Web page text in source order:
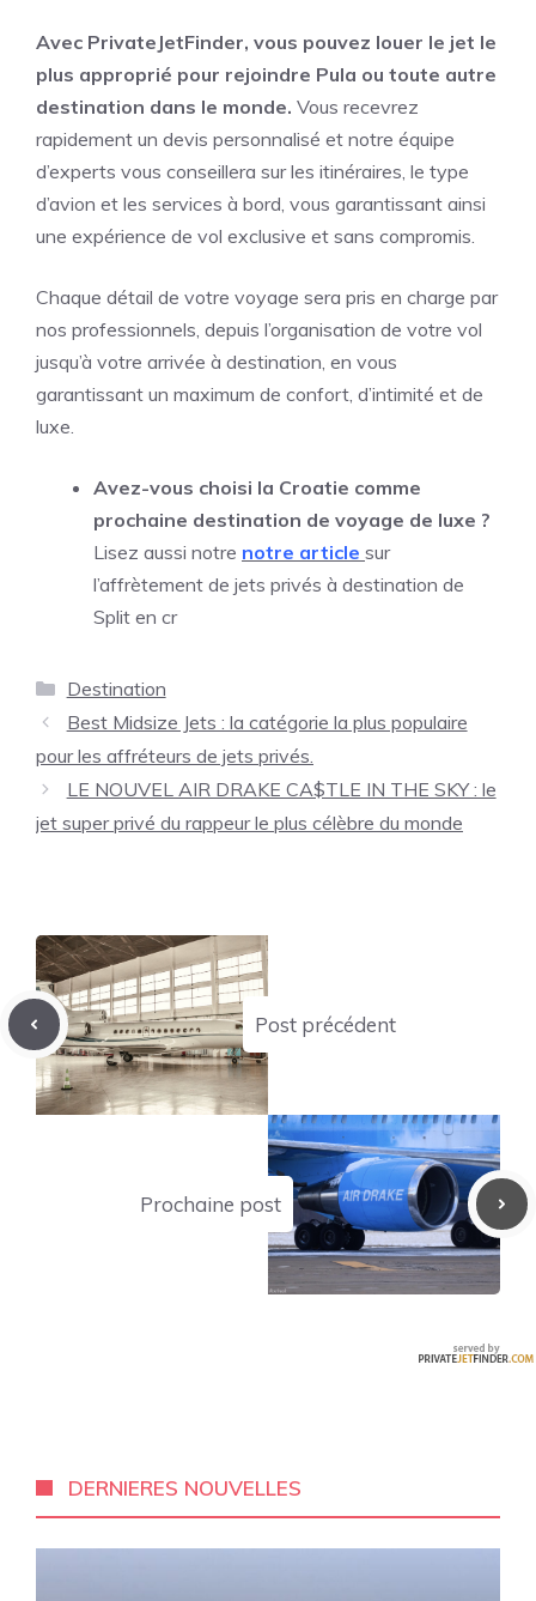
Avec PrivateJetFinder, vous pouvez louer le jet le
plus approprié pour rejoindre Pula ou toute autre
destination dans le monde. Vous recevrez
rapidement un devis personnalisé et notre équipe
d’experts vous conseillera sur les itinéraires, le type
d’avion et les services à bord, vous garantissant ainsi
une expérience de vol exclusive et sans compromis.
Chaque détail de votre voyage sera pris en charge par
nos professionnels, depuis l’organisation de votre vol
jusqu’à votre arrivée à destination, en vous
garantissant un maximum de confort, d’intimité et de
luxe.
Avez-vous choisi la Croatie comme
prochaine destination de voyage de luxe ?
Lisez aussi notre notre article sur
l’affrètement de jets privés à destination de
Split en cr
Catégories
Destination
Best Midsize Jets : la catégorie la plus populaire
pour les affréteurs de jets privés.
LE NOUVEL AIR DRAKE CA$TLE IN THE SKY : le
jet super privé du rappeur le plus célèbre du monde
Post précédent
Prochaine post
DERNIERES NOUVELLES